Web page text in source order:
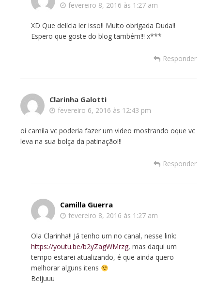
fevereiro 8, 2016 às 1:27 am
XD Que delícia ler isso!! Muito obrigada Duda!!
Espero que goste do blog também!!! x***
Responder
Clarinha Galotti
fevereiro 6, 2016 às 12:43 pm
oi camila vc poderia fazer um video mostrando oque vc
leva na sua bolça da patinação!!!
Responder
Camilla Guerra
fevereiro 8, 2016 às 1:27 am
Ola Clarinha!! Já tenho um no canal, nesse link:
https://youtu.be/b2yZagWMrzg, mas daqui um
tempo estarei atualizando, é que ainda quero
melhorar alguns itens
Beijuuu